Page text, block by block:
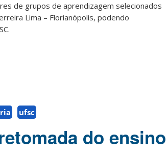
de grupos de aprendizagem selecionados
Lima – Florianópolis, podendo
ufsc
do ensino